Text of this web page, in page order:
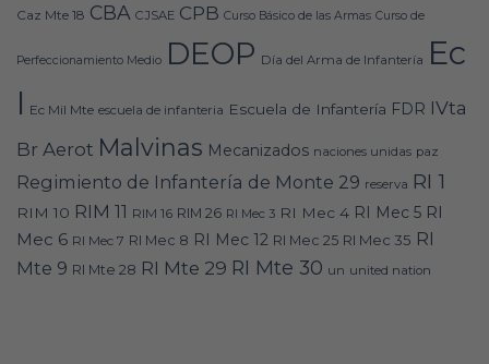
Caz Mte 18 CBA CJSAE CPB Curso Básico de las Armas Curso de
Perfeccionamiento Medio DEOP Día del Arma de Infantería Ec
I Ec Mil Mte escuela de infanteria Escuela de Infantería FDR IVta
Br Aerot Malvinas Mecanizados naciones unidas paz
Regimiento de Infantería de Monte 29 reserva RI 1
RIM 10 RIM 11 RIM 16 RIM 26 RI Mec 3 RI Mec 4 RI Mec 5 RI
Mec 6 RI Mec 7 RI Mec 8 RI Mec 12 RI Mec 25 RI Mec 35 RI
Mte 9 RI Mte 28 RI Mte 29 RI Mte 30 un united nation